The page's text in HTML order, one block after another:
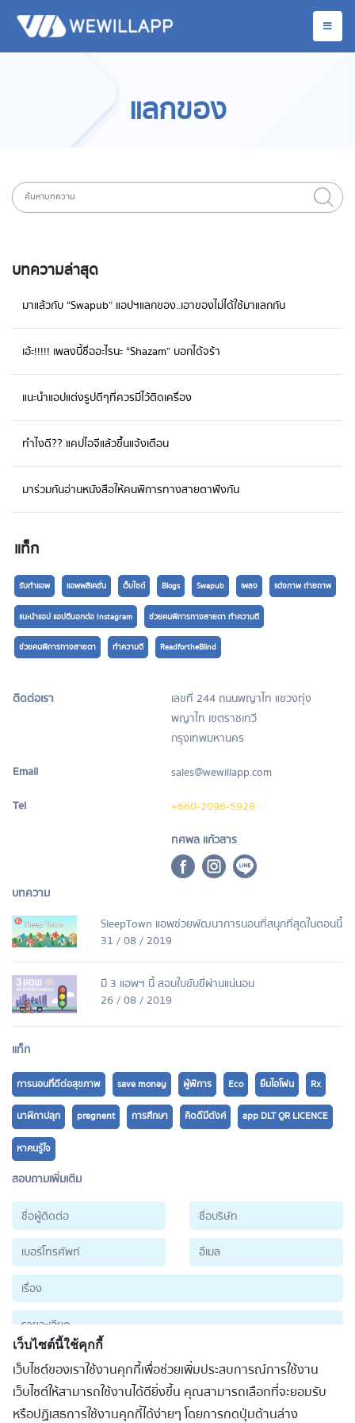
แลกของ
บทความล่าสุด
มาแล้วกับ “Swapub” แอปฯแลกของ..เอาของไม่ได้ใช้มาแลกกัน
เอ้ะ!!!!! เพลงนี้ชื่ออะไรนะ “Shazam” บอกได้จร้า
แนะนำแอปแต่งรูปดีๆที่ควรมีไว้ติดเครื่อง
ทำไงดี?? แคปไอจีแล้วขึ้นแจ้งเตือน
มาร่วมกันอ่านหนังสือให้คนพิการทางสายตาฟังกัน
แท็ก
รับทำแอพ แอพพลิเคชั่น เว็บไซต์ Blogs Swapub เพลง แต่งภาพ ถ่ายถาพ
แนะนำแอป แอปดีบอกต่อ Instagram ช่วยคนพิการทางสายตา ทำความดี
ช่วยคนพิการทางสายตา ทำความดี ReadfortheBlind
ติดต่อเรา
เลขที่ 244 ถนนพญาไท แขวงทุ่ง
พญาไท เขตราชเทวี
กรุงเทพมหานคร
Email
sales@wewillapp.com
Tel
+660-2096-5928
ทศพล แก้วสาร
บทความ
SleepTown แอพช่วยพัฒนาการนอนที่สนุกที่สุดในตอนนี้
31 / 08 / 2019
มี 3 แอพฯ นี้ สอบใบขับขี่ผ่านแน่นอน
26 / 08 / 2019
แท็ก
การนอนที่ดีต่อสุขภาพ save money ผู้พิการ Eco ยืมไอโฟน Rx
นาฬิกาปลุก pregnent การศึกษา คิดดีมีตังค์ app DLT QR LICENCE
หาคนรู้ใจ
สอบถามเพิ่มเติม
ส่งข้อมูล
เว็บไซต์นี้ใช้คุกกี้
เว็บไซต์ของเราใช้งานคุกกี้เพื่อช่วยเพิ่มประสบการณ์การใช้งาน
เว็บไซต์ให้สามารถใช้งานได้ดียิ่งขึ้น คุณสามารถเลือกที่จะยอมรับ
หรือปฏิเสธการใช้งานคุกกี้ได้ง่ายๆ โดยการกดปุ่มด้านล่าง